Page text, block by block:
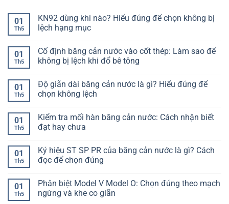
01
Th5
KN92 dùng khi nào? Hiểu đúng để chọn không bị
lệch hạng mục
bình
luận
ở
khi
nào?
Hiểu
chọn
không
bị
mục
01
Th5
Cố định băng cản nước vào cốt thép: Làm sao để
không bị lệch khi đổ bê tông
bình
luận
ở
băng
cản
nước
thép:
Làm
sao
bị
lệch
khi
01
Th5
Độ giãn dài băng cản nước là gì? Hiểu đúng để
chọn không lệch
bình
luận
ở
dài
băng
cản
gì?
Hiểu
đúng
01
Th5
Kiểm tra mối hàn băng cản nước: Cách nhận biết
đạt hay chưa
bình
luận
ở
mối
hàn
băng
01
Th5
Ký hiệu ST SP PR của băng cản nước là gì? Cách
đọc để chọn đúng
bình
luận
ở
01
Th5
Phân biệt Model V Model O: Chọn đúng theo mạch
ngừng và khe co giãn